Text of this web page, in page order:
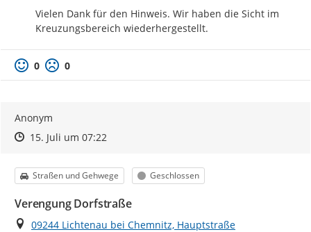
Vielen Dank für den Hinweis. Wir haben die Sicht im
Kreuzungsbereich wiederhergestellt.
0 0
Anonym
Zeitpunkt des Erstellens
Zeitpunkt des Erstellens
15. Juli um 07:22Zur Äußerung
Kategorie
Straßen und Gehwege Status
Geschlossen
Verengung Dorfstraße
Ort
09244 Lichtenau bei Chemnitz, Hauptstraße